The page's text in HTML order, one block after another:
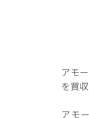
アモ
を買
アモ